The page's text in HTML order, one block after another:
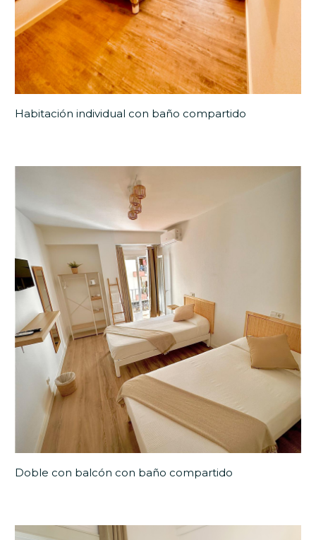
Habitación individual con baño compartido
Doble con balcón con baño compartido